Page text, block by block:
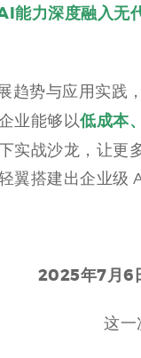
能力深度融入无
趋势与应用实践
业能够以低成本
实战沙龙，让更
翼搭建出企业级
2025年7月6
这一